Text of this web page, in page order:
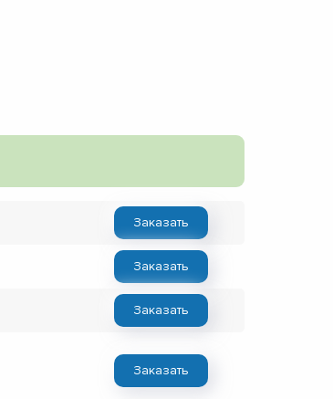
Заказать
Заказать
Заказать
Заказать